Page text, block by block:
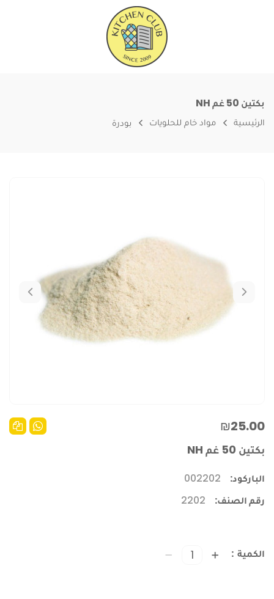
بكتين 50 غم NH
الرئيسية مواد خام للحلويات بودرة
₪25.00
بكتين 50 غم NH
الباركود:
002202
رقم الصنف:
2202
الكمية